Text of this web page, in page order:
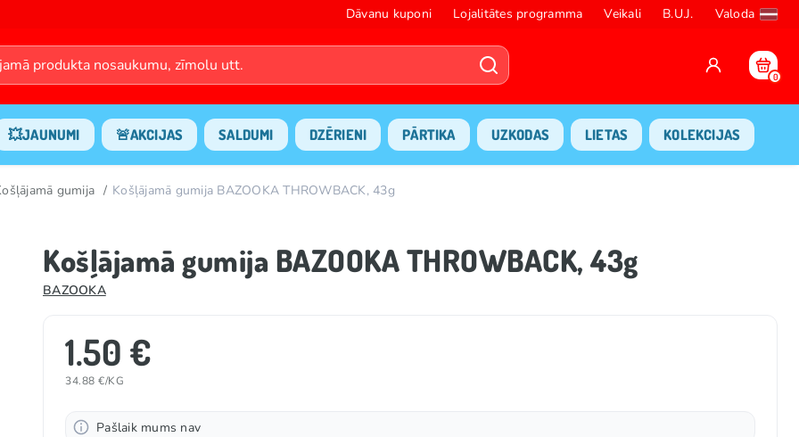
Dāvanu kuponi Lojalitātes programma Veikali B.U.J. Valoda
0
💥JAUNUMI 🚨AKCIJAS SALDUMI DZĒRIENI PĀRTIKA UZKODAS LIETAS KOLEKCIJAS
gumija Košļājamā gumija BAZOOKA THROWBACK, 43g
Košļājamā gumija BAZOOKA THROWBACK, 43g
BAZOOKA
1.50 €
34.88 €/KG
Pašlaik mums nav